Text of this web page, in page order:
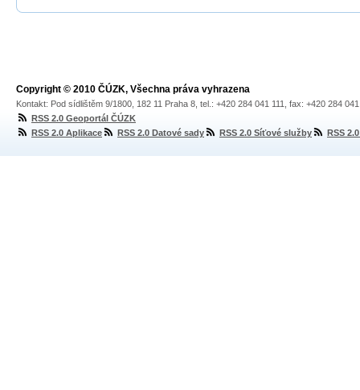
Copyright © 2010 ČÚZK, Všechna práva vyhrazena
Kontakt: Pod sídlištěm 9/1800, 182 11 Praha 8, tel.: +420 284 041 111, fax: +420 284
RSS 2.0 Geoportál ČÚZK
RSS 2.0 Aplikace
RSS 2.0 Datové sady RSS 2.0 Síťové služby RSS